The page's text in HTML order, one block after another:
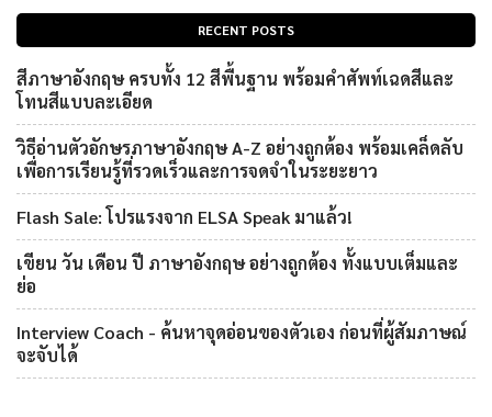
RECENT POSTS
สีภาษาอังกฤษ ครบทั้ง 12 สีพื้นฐาน พร้อมคำศัพท์เฉดสีและ
โทนสีแบบละเอียด
วิธีอ่านตัวอักษรภาษาอังกฤษ A-Z อย่างถูกต้อง พร้อมเคล็ดลับ
เพื่อการเรียนรู้ที่รวดเร็วและการจดจำในระยะยาว
Flash Sale: โปรแรงจาก ELSA Speak มาแล้ว!
เขียน วัน เดือน ปี ภาษาอังกฤษ อย่างถูกต้อง ทั้งแบบเต็มและ
ย่อ
Interview Coach - ค้นหาจุดอ่อนของตัวเอง ก่อนที่ผู้สัมภาษณ์
จะจับได้